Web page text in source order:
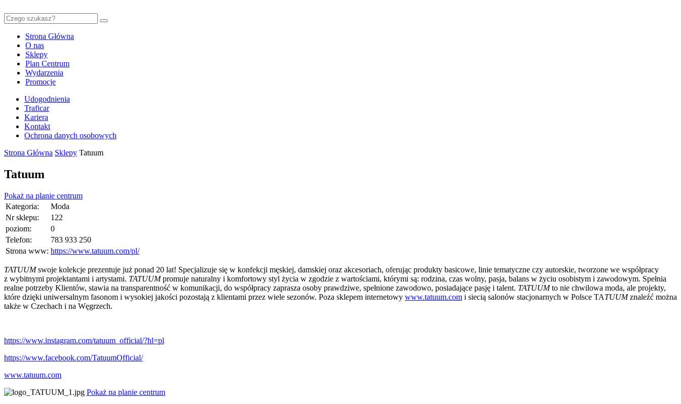
Strona Główna
O nas
Sklepy
Plan Centrum
Wydarzenia
Promocje
Udogodnienia
Traficar
Kariera
Kontakt
Ochrona danych osobowych
Strona Główna Sklepy Tatuum
Tatuum
Pokaż na planie centrum
Kategoria:
Moda
Nr sklepu:
122
poziom:
0
Telefon:
783 933 250
Strona www: https://www.tatuum.com/pl/
TATUUMswoje kolekcje prezentuje już ponad 20 lat! Specjalizuje się w konfekcji męskiej, damskiej oraz akcesoriach, oferując produkty basicowe, linie tematyczne czy autorskie, tworzone we współpracy
z wybitnymi projektantami i artystami. TATUUMpromuje naturalny i komfortowy styl życia w zgodzie z wartościami, którymi są: rodzina, czas wolny, pasja, balans w życiu osobistym i zawodowym. Spełnia
realne potrzeby Klientów, stawia na transparentność w komunikacji, do współpracy zaprasza osoby prawdziwe, spełnione zawodowo, posiadające pasję i talent. TATUUMto nie chwilowa moda, ale projekty,
które dzięki uniwersalnym fasonom i wysokiej jakości pozostają z klientami przez wiele sezonów. Poza sklepem internetowy www.tatuum.com i siecią salonów stacjonarnych w Polsce TATUUMznaleźć można
także w Czechach i na Węgrzech.
https://www.instagram.com/tatuum_official/?hl=pl
https://www.facebook.com/TatuumOfficial/
www.tatuum.com
Pokaż na planie centrum